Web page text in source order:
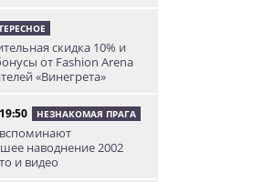
скидка 10% и
от Fashion Arena
«Винегрета»
НЕЗНАКОМАЯ ПРАГА
наводнение 2002
и видео